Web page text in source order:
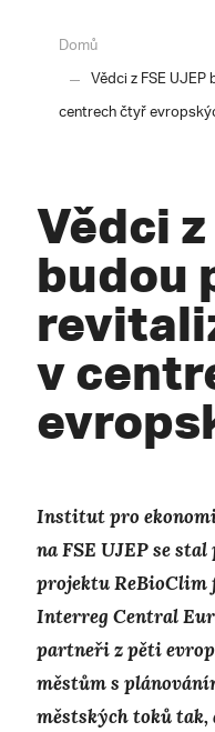
Domů
Vědci z FSE
centrech čtyř
Vědci z
budou
v
Institut pro
na FSE UJEP se
projektu ReBioClim
Interreg Central
partneři z pěti
městům s
městských toků tak,